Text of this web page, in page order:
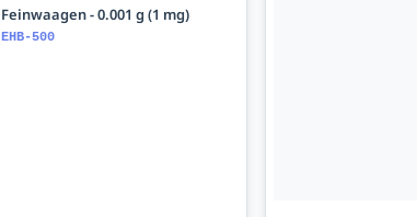
Feinwaagen - 0.001 g (1 mg)
EHB-500